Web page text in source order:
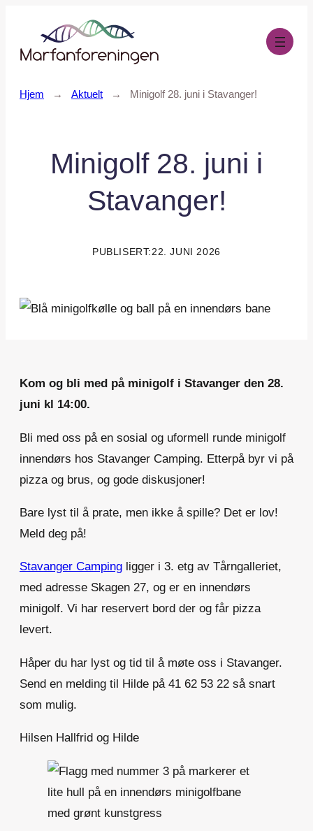
innhold
Hjem → Aktuelt → Minigolf 28. juni i Stavanger!
Minigolf 28. juni i
Stavanger!
PUBLISERT:22. JUNI 2026
Kom og bli med på minigolf i Stavanger den 28.
juni kl 14:00.
Bli med oss på en sosial og uformell runde minigolf
innendørs hos Stavanger Camping. Etterpå byr vi på
pizza og brus, og gode diskusjoner!
Bare lyst til å prate, men ikke å spille? Det er lov!
Meld deg på!
Stavanger Camping ligger i 3. etg av Tårngalleriet,
med adresse Skagen 27, og er en innendørs
minigolf. Vi har reservert bord der og får pizza
levert.
Håper du har lyst og tid til å møte oss i Stavanger.
Send en melding til Hilde på 41 62 53 22 så snart
som mulig.
Hilsen Hallfrid og Hilde